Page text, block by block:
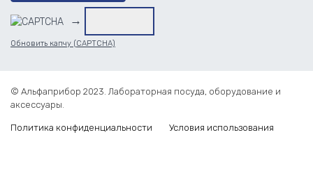
→
Обновить капчу (CAPTCHA)
© Альфаприбор 2023. Лабораторная посуда, оборудование и
аксессуары.
Политика конфиденциальности Условия использования